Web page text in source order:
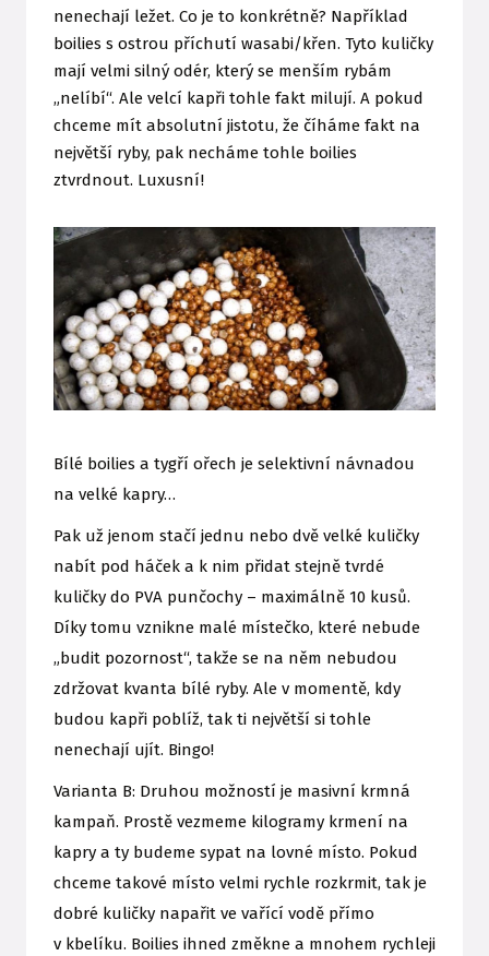
nenechají ležet. Co je to konkrétně? Například
boilies s ostrou příchutí wasabi/křen. Tyto kuličky
mají velmi silný odér, který se menším rybám
„nelíbí“. Ale velcí kapři tohle fakt milují. A pokud
chceme mít absolutní jistotu, že číháme fakt na
největší ryby, pak necháme tohle boilies
ztvrdnout. Luxusní!
Bílé boilies a tygří ořech je selektivní návnadou
na velké kapry…
Pak už jenom stačí jednu nebo dvě velké kuličky
nabít pod háček a k nim přidat stejně tvrdé
kuličky do PVA punčochy – maximálně 10 kusů.
Díky tomu vznikne malé místečko, které nebude
„budit pozornost“, takže se na něm nebudou
zdržovat kvanta bílé ryby. Ale v momentě, kdy
budou kapři poblíž, tak ti největší si tohle
nenechají ujít. Bingo!
Varianta B: Druhou možností je masivní krmná
kampaň. Prostě vezmeme kilogramy krmení na
kapry a ty budeme sypat na lovné místo. Pokud
chceme takové místo velmi rychle rozkrmit, tak je
dobré kuličky napařit ve vařící vodě přímo
v kbelíku. Boilies ihned změkne a mnohem rychleji